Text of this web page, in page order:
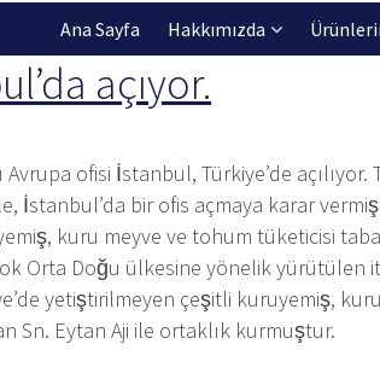
Ana Sayfa Hakkımızda
açıyor.
ofisi İstanbul, Türkiye’de
İstanbul’da bir ofis açmaya karar
kuru meyve ve tohum tüketicisi
Orta Doğu ülkesine yönelik yürütülen
yetiştirilmeyen çeşitli kuruyemiş,
Sn. Eytan Aji ile ortaklık kurmuştur.